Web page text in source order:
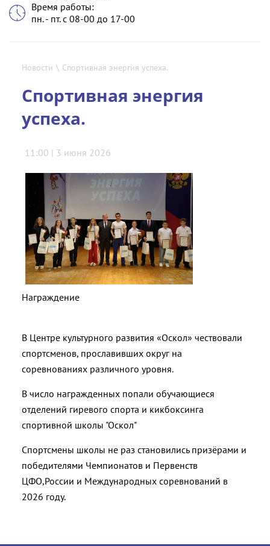
Время работы:
пн. - пт. с 08-00 до 17-00
Новости \ Спортивная энергия успеха.
Спортивная энергия
успеха.
11:00 | 3 июня 2026
Награждение
В Центре культурного развития «Оскол» чествовали
спортсменов, прославивших округ на
соревнованиях различного уровня.
В число награжденных попали обучающиеся
отделений гиревого спорта и кикбоксинга
спортивной школы "Оскол"
Спортсмены школы не раз становились призёрами и
победителями Чемпионатов и Первенств
ЦФО,России и Международных соревнований в
2026 году.